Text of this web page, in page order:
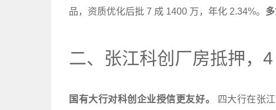
品，资质优化后批 7 成 1400 万，年化 2.34%。
二、张江科创厂房抵押，
国有大行对科创企业授信更友好。
四大行在张